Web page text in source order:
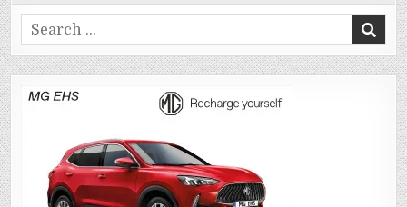
Search
for: